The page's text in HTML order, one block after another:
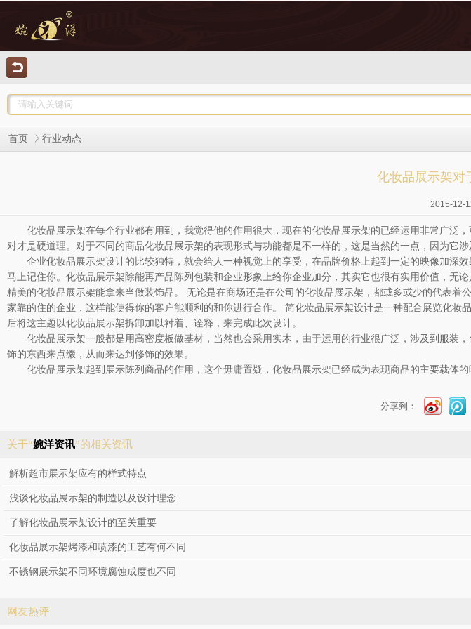
首页 行业动态
化妆品展示架对
2015-12-
化妆品展示架在每个行业都有用到，我觉得他的作用很大，现在的化妆品展示架的已经运用非常广
对才是硬道理。对于不同的商品化妆品展示架的表现形式与功能都是不一样的，这是当然的一点，因为它涉
企业化妆品展示架设计的比较独特，就会给人一种视觉上的享受，在品牌价格上起到一定的映像加
马上记住你。化妆品展示架除能再产品陈列包装和企业形象上给你企业加分，其实它也很有实用价值，
精美的化妆品展示架能拿来当做装饰品。 无论是在商场还是在公司的化妆品展示架，都或多或少的代表
家靠的住的企业，这样能使得你的客户能顺利的和你进行合作。 简化妆品展示架设计是一种配合展览化
后将这主题以化妆品展示架拆卸加以衬着、诠释，来完成此次设计。
化妆品展示架一般都是用高密度板做基材，当然也会采用实木，由于运用的行业很广泛，涉及到服
饰的东西来点缀，从而来达到修饰的效果。
化妆品展示架起到展示陈列商品的作用，这个毋庸置疑，化妆品展示架已经成为表现商品的主要载体的
分享到：
关于“婉洋资讯”的相关资讯
解析超市展示架应有的样式特点
浅谈化妆品展示架的制造以及设计理念
了解化妆品展示架设计的至关重要
化妆品展示架烤漆和喷漆的工艺有何不同
不锈钢展示架不同环境腐蚀成度也不同
网友热评